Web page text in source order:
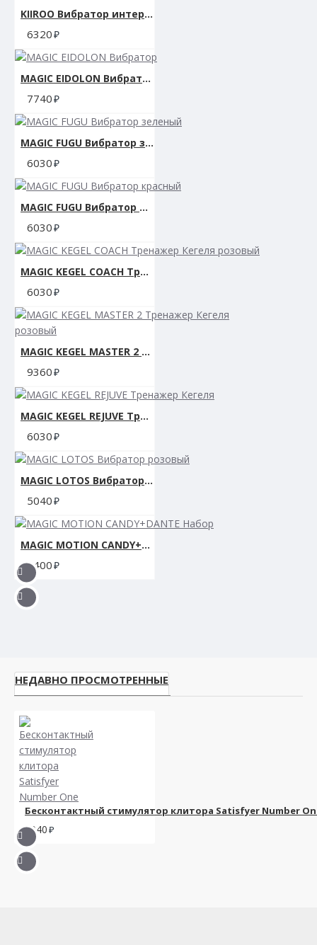
KIIROO Вибратор интерактивный OhMiBod Esca2 for Kiiroo
6320
MAGIC EIDOLON Вибратор
7740
MAGIC FUGU Вибратор зеленый
6030
MAGIC FUGU Вибратор красный
6030
MAGIC KEGEL COACH Тренажер Кегеля розовый
6030
MAGIC KEGEL MASTER 2 Тренажер Кегеля розовый
9360
MAGIC KEGEL REJUVE Тренажер Кегеля
6030
MAGIC LOTOS Вибратор розовый
5040
MAGIC MOTION CANDY+DANTE Набор
5400
НЕДАВНО ПРОСМОТРЕННЫЕ
Бесконтактный стимулятор клитора Satisfyer Number
2940